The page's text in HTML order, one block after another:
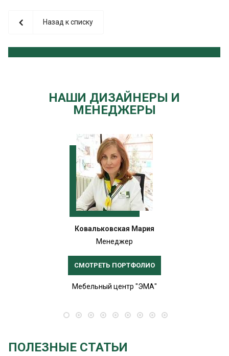
Назад к списку
НАШИ ДИЗАЙНЕРЫ И
МЕНЕДЖЕРЫ
Ковальковская Мария
Менеджер
СМОТРЕТЬ ПОРТФОЛИО
Мебельный центр "ЭМА"
ПОЛЕЗНЫЕ СТАТЬИ